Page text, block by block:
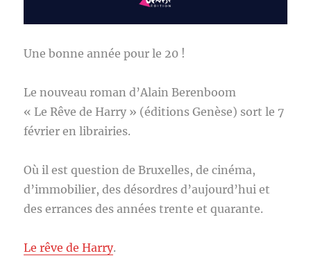
Une bonne année pour le 20 !
Le nouveau roman d’Alain Berenboom
« Le Rêve de Harry » (éditions Genèse) sort le 7
février en librairies.
Où il est question de Bruxelles, de cinéma,
d’immobilier, des désordres d’aujourd’hui et
des errances des années trente et quarante.
Le rêve de Harry.